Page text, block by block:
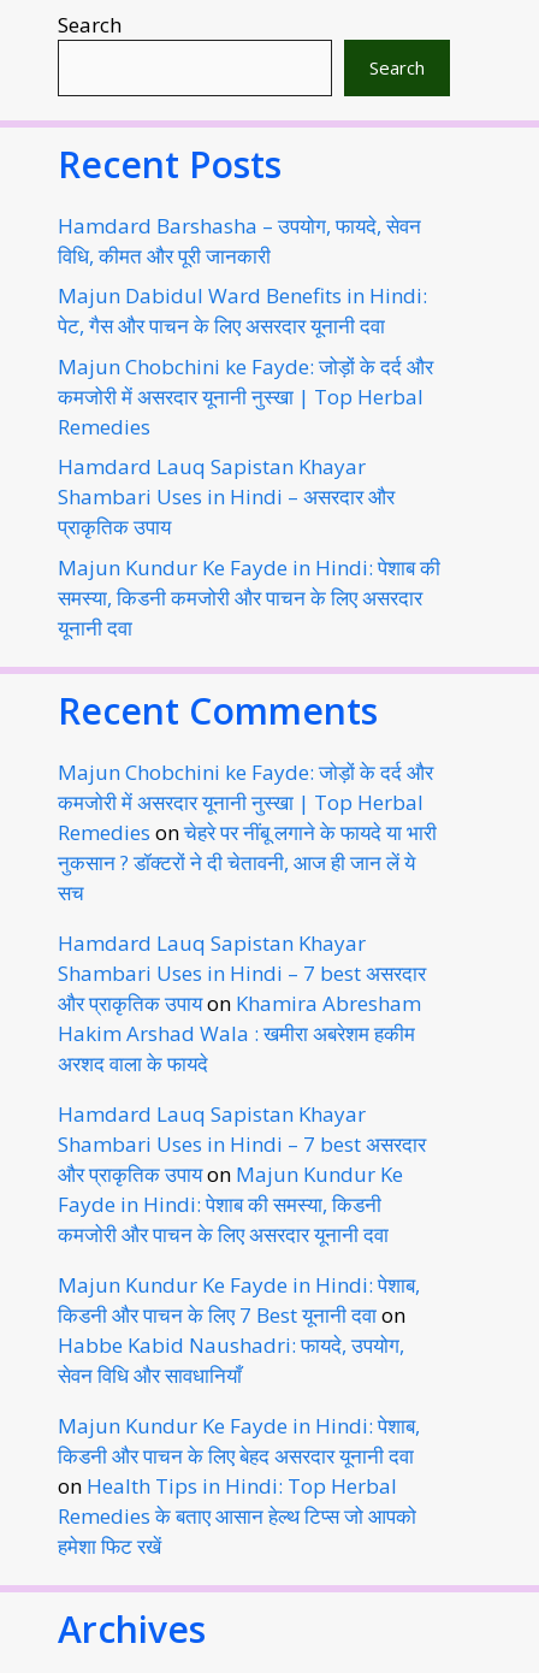
Search
Search
Recent Posts
Hamdard Barshasha – उपयोग, फायदे, सेवन
विधि, कीमत और पूरी जानकारी
Majun Dabidul Ward Benefits in Hindi:
पेट, गैस और पाचन के लिए असरदार यूनानी दवा
Majun Chobchini ke Fayde: जोड़ों के दर्द और
कमजोरी में असरदार यूनानी नुस्खा | Top Herbal
Remedies
Hamdard Lauq Sapistan Khayar
Shambari Uses in Hindi – असरदार और
प्राकृतिक उपाय
Majun Kundur Ke Fayde in Hindi: पेशाब की
समस्या, किडनी कमजोरी और पाचन के लिए असरदार
यूनानी दवा
Recent Comments
Majun Chobchini ke Fayde: जोड़ों के दर्द और
कमजोरी में असरदार यूनानी नुस्खा | Top Herbal
Remedies onचेहरे पर नींबू लगाने के फायदे या भारी
नुकसान ? डॉक्टरों ने दी चेतावनी, आज ही जान लें ये
सच
Hamdard Lauq Sapistan Khayar
Shambari Uses in Hindi – 7 best असरदार
और प्राकृतिक उपायon Khamira Abresham
Hakim Arshad Wala : खमीरा अबरेशम हकीम
अरशद वाला के फायदे
Hamdard Lauq Sapistan Khayar
Shambari Uses in Hindi – 7 best असरदार
और प्राकृतिक उपायon Majun Kundur Ke
Fayde in Hindi: पेशाब की समस्या, किडनी
कमजोरी और पाचन के लिए असरदार यूनानी दवा
Majun Kundur Ke Fayde in Hindi: पेशाब,
किडनी और पाचन के लिए 7 Best यूनानी दवाon
Habbe Kabid Naushadri: फायदे, उपयोग,
सेवन विधि और सावधानियाँ
Majun Kundur Ke Fayde in Hindi: पेशाब,
किडनी और पाचन के लिए बेहद असरदार यूनानी दवा
on Health Tips in Hindi: Top Herbal
Remedies के बताए आसान हेल्थ टिप्स जो आपको
हमेशा फिट रखें
Archives